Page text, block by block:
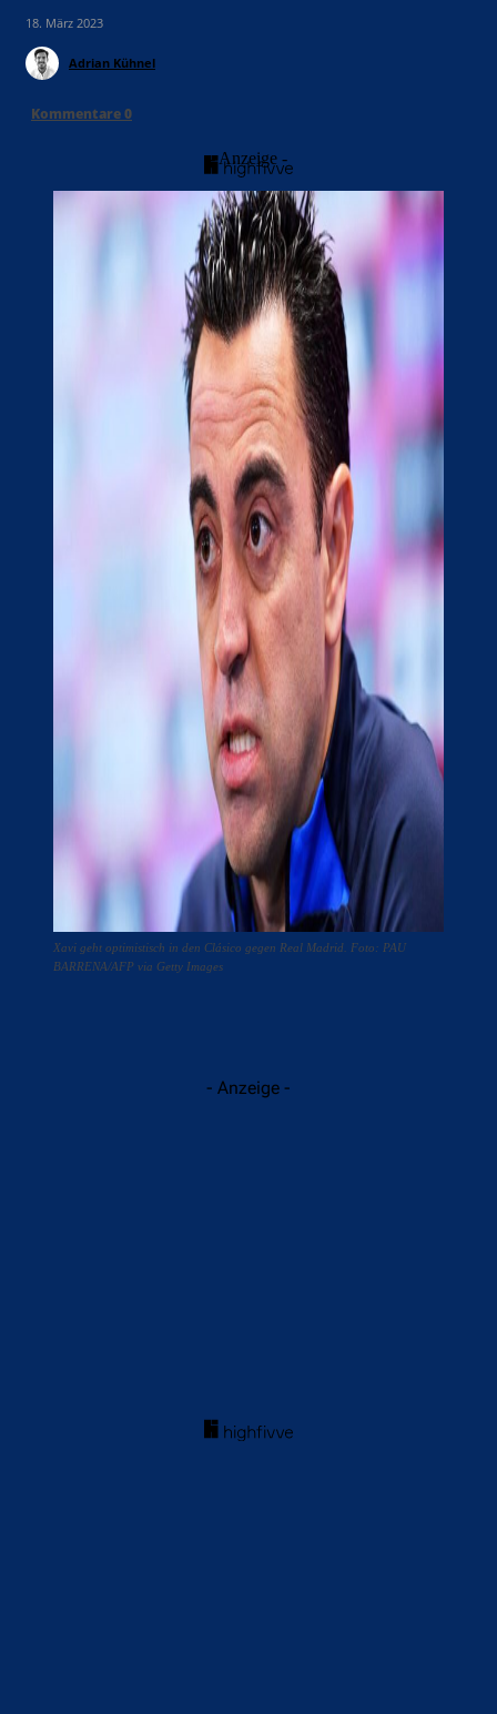
18. März 2023
Adrian Kühnel
Kommentare0
- Anzeige -
Xavi geht optimistisch in den Clásico gegen Real Madrid. Foto: PAU
BARRENA/AFP via Getty Images
- Anzeige -